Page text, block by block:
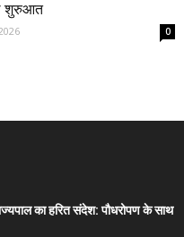
शुरुआत
0
का हरित संदेश: पौधरोपण के साथ